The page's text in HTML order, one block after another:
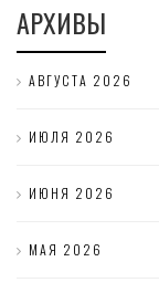
АРХИВЫ
АВГУСТА 2026
ИЮЛЯ 2026
ИЮНЯ 2026
МАЯ 2026